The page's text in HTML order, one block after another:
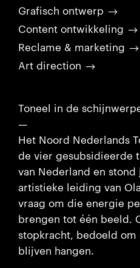
Grafisch ontwerp
Content ontwikkeling
Reclame & marketing
Art direction
Toneel in de
—
Het Noord Nederlands
de vier gesubsidieerde
van Nederland en
artistieke leiding van
vraag om die energie
brengen tot één beeld.
stopkracht, bedoeld om
blijven hangen.